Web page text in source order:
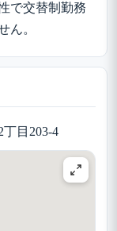
で交替制勤務
ん。
目203-4